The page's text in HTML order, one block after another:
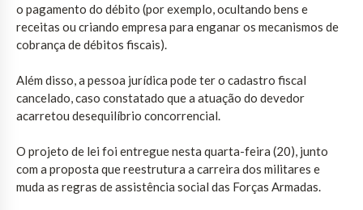
o pagamento do débito (por exemplo, ocultando bens e
receitas ou criando empresa para enganar os mecanismos de
cobrança de débitos fiscais).
Além disso, a pessoa jurídica pode ter o cadastro fiscal
cancelado, caso constatado que a atuação do devedor
acarretou desequilíbrio concorrencial.
O projeto de lei foi entregue nesta quarta-feira (20), junto
com a proposta que reestrutura a carreira dos militares e
muda as regras de assistência social das Forças Armadas.